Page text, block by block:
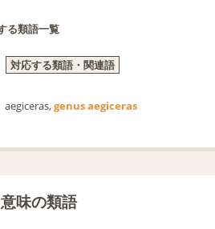
る類語一覧
対応する類語・関連語
aegiceras,genus aegiceras
味の類語